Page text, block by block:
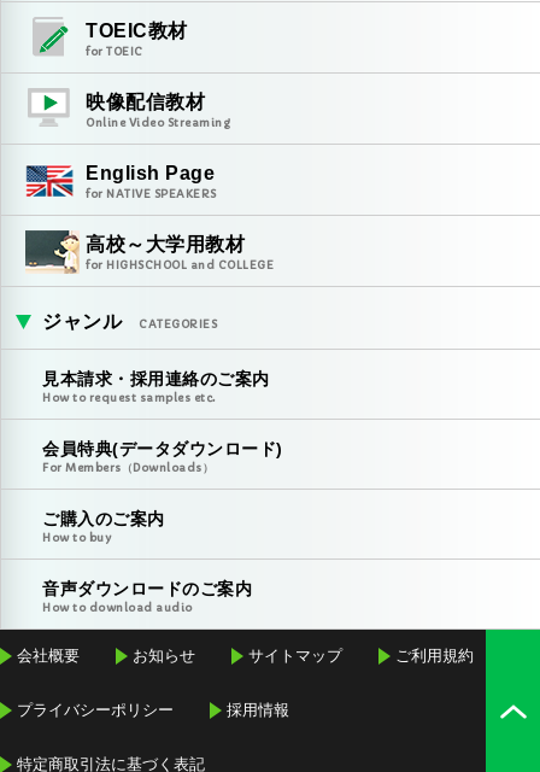
TOEIC教材
for TOEIC
映像配信教材
Online Video Streaming
English Page
for NATIVE SPEAKERS
高校～大学用教材
for HIGHSCHOOL and COLLEGE
ジャンル CATEGORIES
見本請求・採用連絡のご案内
How to request samples etc.
会員特典(データダウンロード)
For Members（Downloads）
ご購入のご案内
How to buy
音声ダウンロードのご案内
How to download audio
会社概要 お知らせ サイトマップ ご利用規約
プライバシーポリシー 採用情報
特定商取引法に基づく表記